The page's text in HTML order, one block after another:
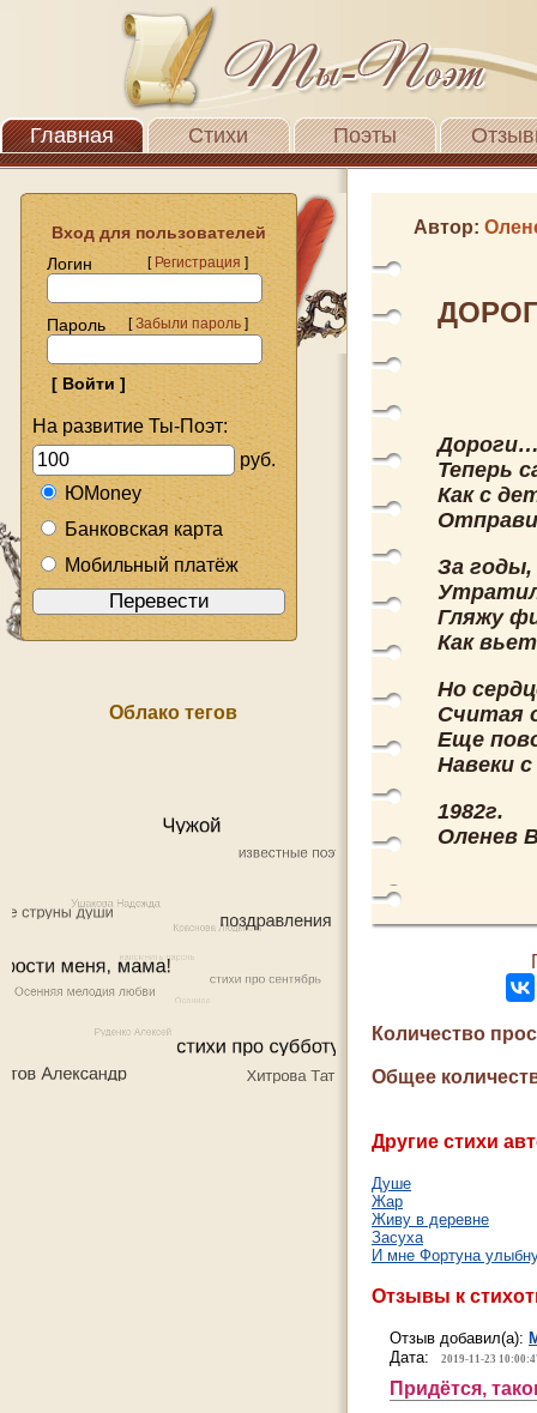
Главная Стихи Поэты
Вход для пользователей
Логин
[Регистрация]
Пароль [Забыли пароль]
На развитие Ты-Поэт:
руб.
ЮMoney
Банковская карта
Мобильный платёж
Облако тегов
Автор:
Теперь
Как с
За годы,
Гляжу
Как
Но
Считая
Еще
Навеки
1982г.
Оленев
Количество
Общее
Другие стихи
Душе
Жар
Живу в деревне
Засуха
И мне Фортуна
Отзывы к
Отзыв добавил(а):
Дата:
2019-11-23
Придётся,